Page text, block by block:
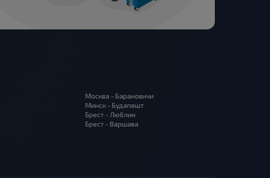
Москва - Барановичи
Минск - Будапешт
Брест - Люблин
Брест - Варшава